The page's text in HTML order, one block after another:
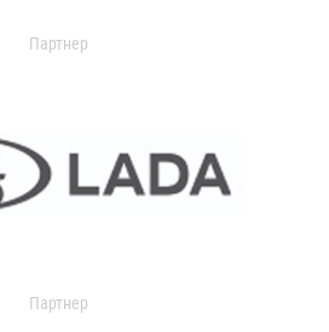
Партнер
Партнер